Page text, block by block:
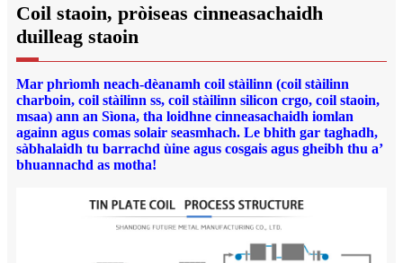
Coil staoin, pròiseas cinneasachaidh
duilleag staoin
Mar phrìomh neach-dèanamh coil stàilinn (coil stàilinn
charboin, coil stàilinn ss, coil stàilinn silicon crgo, coil staoin,
msaa) ann an Sìona, tha loidhne cinneasachaidh iomlan
againn agus comas solair seasmhach. Le bhith gar taghadh,
sàbhalaidh tu barrachd ùine agus cosgais agus gheibh thu a’
bhuannachd as motha!